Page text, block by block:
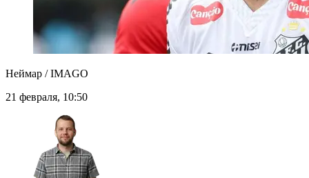
Неймар / IMAGO
21 февраля, 10:50